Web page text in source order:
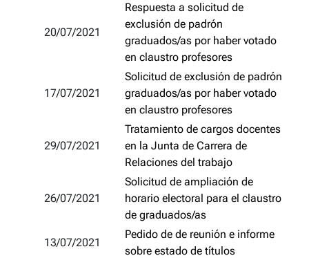
20/07/2021
Respuesta a solicitud de
exclusión de padrón
graduados/as por haber votado
en claustro profesores
17/07/2021
Solicitud de exclusión de padrón
graduados/as por haber votado
en claustro profesores
29/07/2021
Tratamiento de cargos docentes
en la Junta de Carrera de
Relaciones del trabajo
26/07/2021
Solicitud de ampliación de
horario electoral para el claustro
de graduados/as
13/07/2021
Pedido de de reunión e informe
sobre estado de títulos